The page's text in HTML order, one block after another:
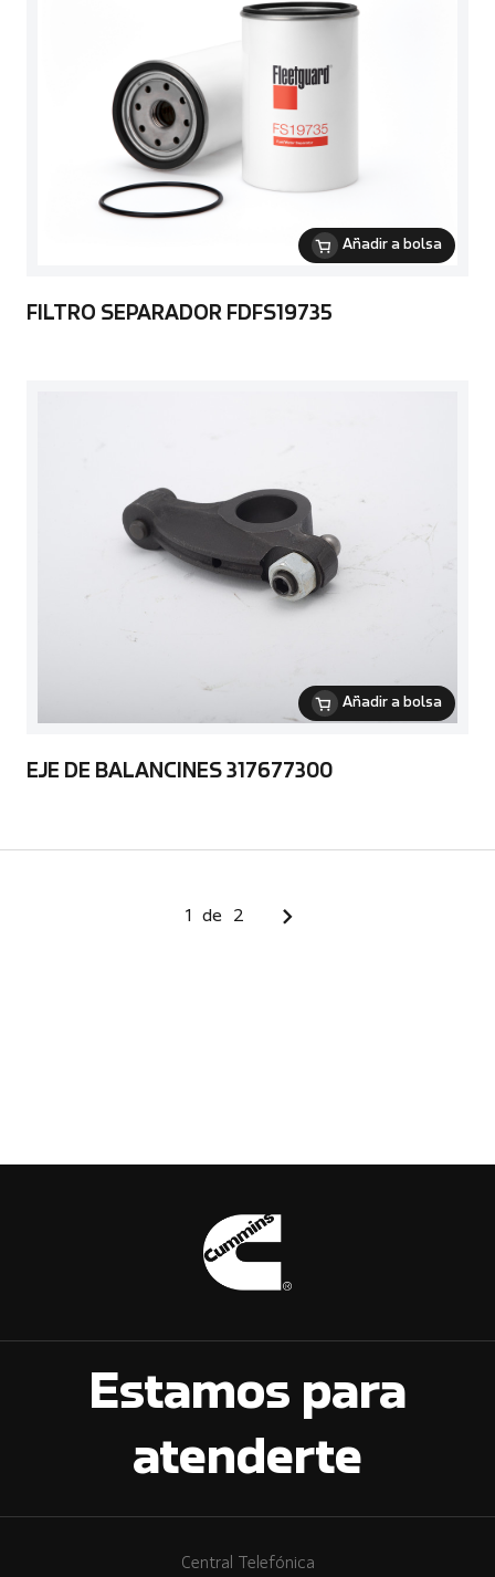
Añadir a bolsa
FILTRO SEPARADOR FDFS19735
Añadir a bolsa
EJE DE BALANCINES 317677300
1 de 2
Estamos para
atenderte
Central Telefónica